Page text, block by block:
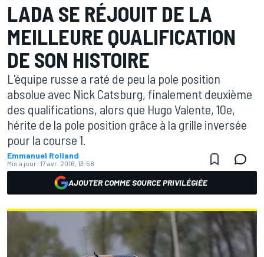
LADA SE RÉJOUIT DE LA
MEILLEURE QUALIFICATION
DE SON HISTOIRE
L'équipe russe a raté de peu la pole position
absolue avec Nick Catsburg, finalement deuxième
des qualifications, alors que Hugo Valente, 10e,
hérite de la pole position grâce à la grille inversée
pour la course 1.
Emmanuel Rolland
Mis à jour: 17 avr. 2016, 13:58
AJOUTER COMME SOURCE PRIVILÉGIÉE